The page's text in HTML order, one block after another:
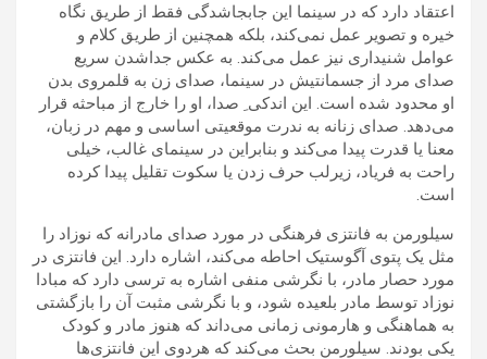
اعتقاد دارد که در سینما این جابجاشدگی فقط از طریق نگاه
خیره و تصویر عمل نمی‌کند، بلکه همچنین از طریق کلام و
عوامل شنیداری نیز عمل می‌کند. به عکس جداشدن سریع
صدای مرد از جسمانتیش در سینما، صدای زن به قلمروی بدن
او محدود شده است. این اندکی ِ صدا، او را خارج از مباحثه قرار
می‌دهد. صدای زنانه به ندرت موقعیتی اساسی و مهم در زبان،
معنا یا قدرت پیدا می‌کند و بنابراین در سینمای غالب، خیلی
راحت به فریاد، زیرلب حرف زدن یا سکوت تقلیل پیدا کرده
است.
سیلورمن به فانتزی فرهنگی در مورد صدای مادرانه که نوزاد را
مثل یک پتوی آگوستیک احاطه می‌کند، اشاره دارد. این فانتزی در
مورد حصار مادر، با نگرشی منفی اشاره به ترسی دارد که مبادا
نوزاد توسط مادر بلعیده شود، و با نگرشی مثبت آن را بازگشتی
به هماهنگی و هارمونی زمانی می‌داند که هنوز مادر و کودک
یکی بودند. سیلورمن بحث می‌کند که هردوی این فانتزی‌ها